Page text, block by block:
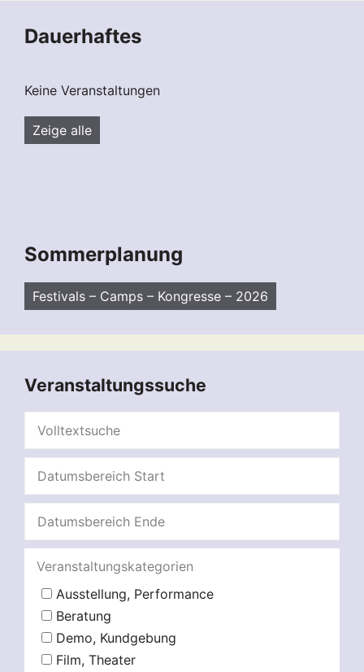
Dauerhaftes
Keine Veranstaltungen
Zeige alle
Sommerplanung
Festivals – Camps – Kongresse – 2026
Veranstaltungssuche
Veranstaltungskategorien
Ausstellung, Performance
Beratung
Demo, Kundgebung
Film, Theater